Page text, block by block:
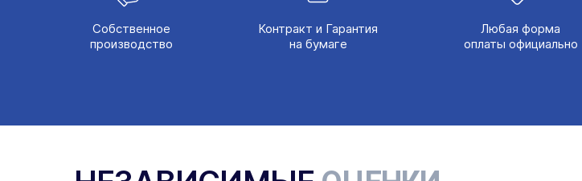
Собственное
производство
Контракт и Гарантия
на бумаге
Любая форма
оплаты официально